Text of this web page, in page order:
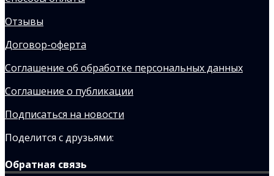
Отзывы
Договор-оферта
Соглашение об обработке персональных данных
Соглашение о публикации
Подписаться на новости
Поделится с друзьями:
Обратная связь